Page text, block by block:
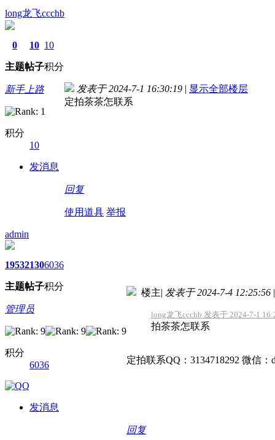
long龙飞ccchb
0
主题
10
帖子
10
积分
新手上路
积分
10
发消息
发表于 2024-7-1 16:30:19 | 显示全部楼层
定拍茶茶怎联系
回复
使用道具 举报
admin
1953
主题
2130
帖子
6036
积分
管理员
积分
6036
发消息
楼主| 发表于 2024-7-4 12:25:56 |
long龙飞ccchb 发表于 2024-7-1
拍茶茶怎联系
定拍联系QQ：3134718292 微信：
回复